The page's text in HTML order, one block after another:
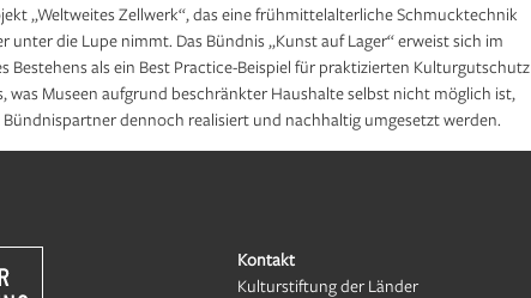
„Weltweites Zellwerk“, das eine frühmittel­alterliche Schmucktechnik
unter die Lupe nimmt. Das Bündnis „Kunst auf Lager“ erweist sich im
Be­stehens als ein Best Practice-Beispiel für praktizierten Kulturgutschutz
was Museen aufgrund beschränkter Haushalte selbst nicht möglich ist,
Bündnispartner dennoch realisiert und nach­haltig umgesetzt werden.
Kontakt
Kulturstiftung der Länder